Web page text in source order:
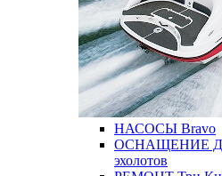
НАСОСЫ Bravo
ОСНАЩЕНИЕ
эхолотов